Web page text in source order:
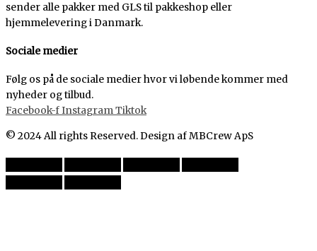
sender alle pakker med GLS til pakkeshop eller
hjemmelevering i Danmark.
Sociale medier
Følg os på de sociale medier hvor vi løbende kommer med
nyheder og tilbud.
Facebook-fInstagramTiktok
© 2024 All rights Reserved. Design af MBCrew ApS